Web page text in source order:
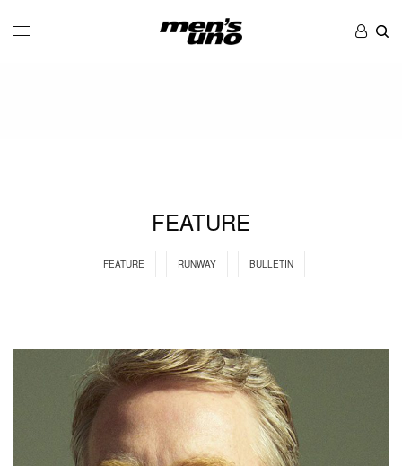
FEATURE
FEATURE RUNWAY BULLETIN